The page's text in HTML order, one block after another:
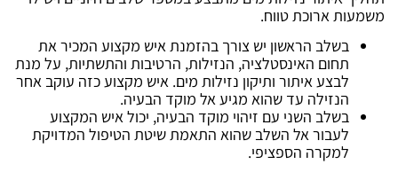
משמעות ארוכת טווח.
בשלב הראשון יש צורך בהזמנת איש מקצוע המכיר את
תחום האינסטלציה, הנזילות, הרטיבות והתשתיות, על מנת
לבצע איתור ותיקון נזילות מים. איש מקצוע כזה עוקב אחר
הנזילה עד שהוא מגיע אל מוקד הבעיה.
בשלב השני עם זיהוי מוקד הבעיה, יכול איש המקצוע
לעבור אל השלב שהוא התאמת שיטת הטיפול המדויקת
למקרה הספציפי.